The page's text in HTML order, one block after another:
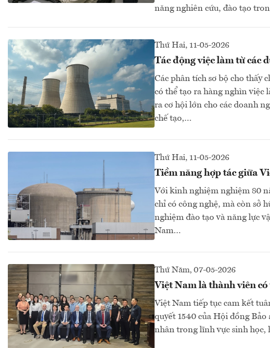
năng nghiên cứu, đào tạo
Thứ Hai, 11-05-2026
Tác động việc làm từ các
Các phân tích sơ bộ cho thấy
có thể tạo ra hàng nghìn việc
ra cơ hội lớn cho các doanh
chế tạo,...
Thứ Hai, 11-05-2026
Tiềm năng hợp tác giữa
Với kinh nghiệm nghiệm 80
chỉ có công nghệ, mà còn sở
nghiệm đào tạo và năng lực
Nam...
Thứ Năm, 07-05-2026
Việt Nam là thành viên
Việt Nam tiếp tục cam kết
quyết 1540 của Hội đồng Bảo
nhân trong lĩnh vực sinh học,